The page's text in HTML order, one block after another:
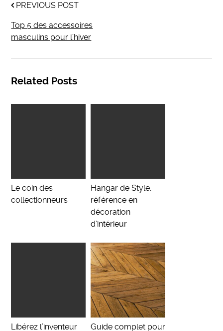
PREVIOUS POST
Top 5 des accessoires
masculins pour l’hiver
Related Posts
Le coin des
collectionneurs
Hangar de Style,
référence en
décoration
d’intérieur
Libérez l’inventeur
Guide complet pour